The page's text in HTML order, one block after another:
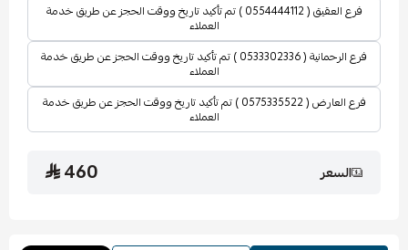
فرع العقيق ( 0554444112 ) تم تأكيد تاريخ ووقت الحجز عن طريق خدمة
العملاء
فرع الرحمانية ( 0533302336 ) تم تأكيد تاريخ ووقت الحجز عن طريق خدمة
العملاء
فرع العارض ( 0575335522 ) تم تأكيد تاريخ ووقت الحجز عن طريق خدمة
العملاء
السعر 460